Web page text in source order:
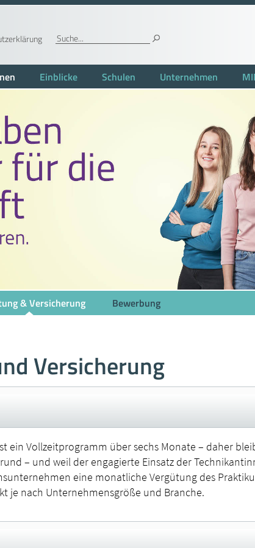
Einblicke Schulen Unternehmen
& Versicherung Bewerbung
Versicherung
ein Vollzeitprogramm über sechs Monate – daher
– und weil der engagierte Einsatz der
eine monatliche Vergütung des
je nach Unternehmensgröße und Branche.